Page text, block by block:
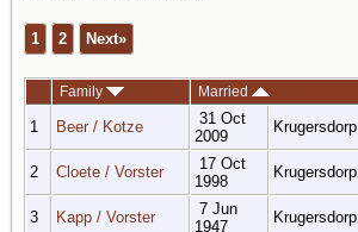
1 2 Next»
Family Married
1 Beer / Kotze
31 Oct
2009
Krugersdorp
2 Cloete / Vorster
17 Oct
1998
Krugersdorp
3 Kapp / Vorster
7 Jun
1947
Krugersdorp